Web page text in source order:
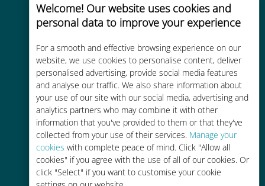
Welcome! Our website uses cookies and
personal data to improve your experience
For a smooth and effective browsing experience on our
website, we use cookies to personalise content, deliver
personalised advertising, provide social media features
and analyse our traffic. We also share information about
your use of our site with our social media, advertising and
analytics partners who may combine it with other
information that you've provided to them or that they've
collected from your use of their services. Manage your
cookies with complete peace of mind. Click "Allow all
cookies" if you agree with the use of all of our cookies. Or
click "Select" if you want to customise your cookie
Wereldwijd
Wereldwijde cellulaire
connectiviteit van hoge kwaliteit op
meer dan 200 bestemmingen
Kosteneffectief
Tot 90% goedkoper dan
roamingkosten bij je huidige